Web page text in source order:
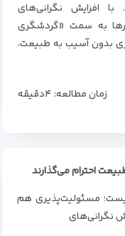
افزایش نگرانی‌های
به سمت «گردشگری
بدون آسیب به طبیعت،
زمان مطالعه: ۴دقیقه
احترام می‌گذارند
مسئولیت‌پذیری هم
نگرانی‌های